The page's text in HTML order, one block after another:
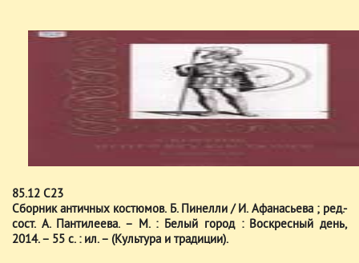
85.12 С23
Сборник античных костюмов. Б. Пинелли / И. Афанасьева ; ред.-
сост. А. Пантилеева. – М. : Белый город : Воскресный день,
2014. – 55 с. : ил. – (Культура и традиции).